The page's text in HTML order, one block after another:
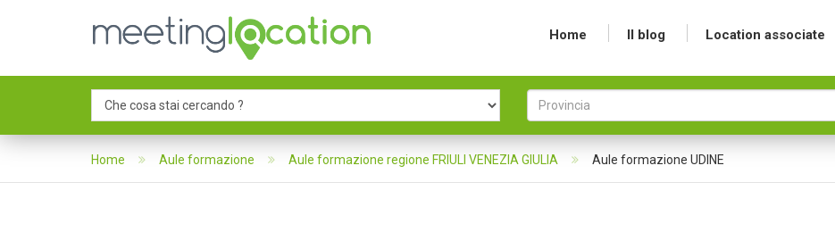
Home Il blog Location associate
Home Aule formazione Aule formazione regione FRIULI VENEZIA GIULIA Aule formazione UDINE